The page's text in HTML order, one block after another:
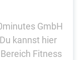
GmbH
kannst hier
Fitness